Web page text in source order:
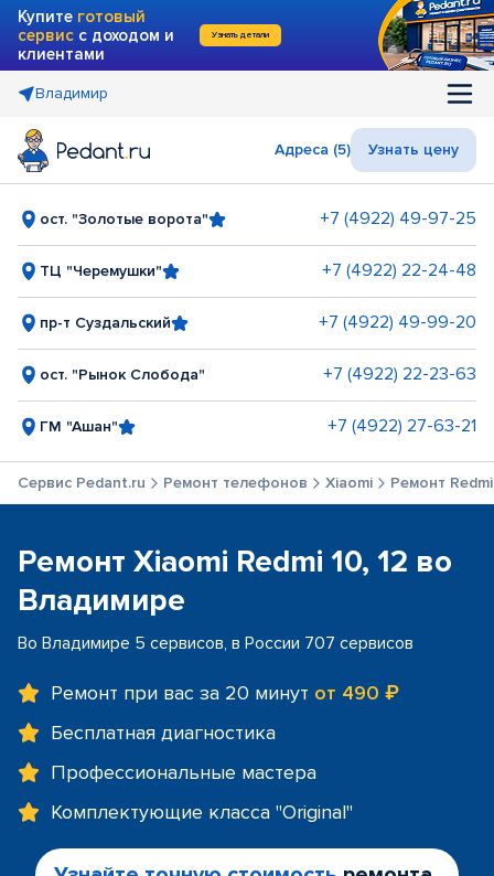
Купите готовый
сервис с доходом и
клиентами
Узнать детали
Владимир
Адреса (5) Узнать цену
ост. "Золотые ворота" +7 (4922) 49-97-25
ТЦ "Черемушки" +7 (4922) 22-24-48
пр-т Суздальский +7 (4922) 49-99-20
ост. "Рынок Слобода" +7 (4922) 22-23-63
ГМ "Ашан" +7 (4922) 27-63-21
Сервис Pedant.ru Ремонт телефонов Xiaomi Ремонт
Ремонт Xiaomi Redmi 10, 12 во
Владимире
Во Владимире 5 сервисов, в России 707 сервисов
Ремонт при вас за 20 минут от 490 ₽
Бесплатная диагностика
Профессиональные мастера
Комплектующие класса "Original"